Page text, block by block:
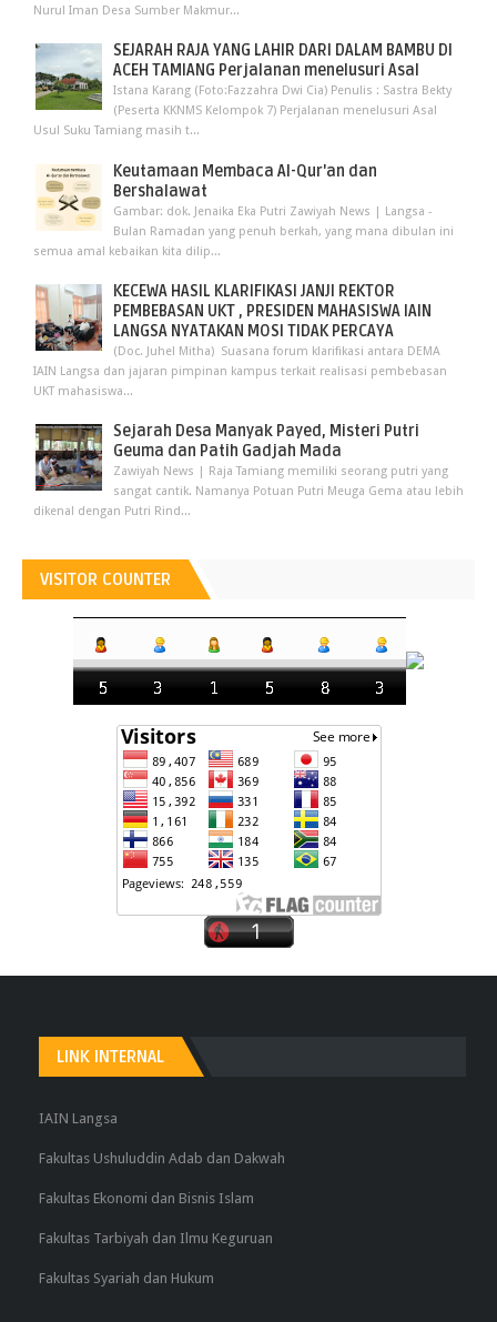
Nurul Iman Desa Sumber Makmur...
SEJARAH RAJA YANG LAHIR DARI DALAM BAMBU DI
ACEH TAMIANG Perjalanan menelusuri Asal
Istana Karang (Foto:Fazzahra Dwi Cia) Penulis : Sastra Bekty
(Peserta KKNMS Kelompok 7) Perjalanan menelusuri Asal
Usul Suku Tamiang masih t...
Keutamaan Membaca Al-Qur'an dan
Bershalawat
Gambar: dok. Jenaika Eka Putri Zawiyah News | Langsa -
Bulan Ramadan yang penuh berkah, yang mana dibulan ini
semua amal kebaikan kita dilip...
KECEWA HASIL KLARIFIKASI JANJI REKTOR
PEMBEBASAN UKT , PRESIDEN MAHASISWA IAIN
LANGSA NYATAKAN MOSI TIDAK PERCAYA
(Doc. Juhel Mitha) Suasana forum klarifikasi antara DEMA
IAIN Langsa dan jajaran pimpinan kampus terkait realisasi pembebasan
UKT mahasiswa...
Sejarah Desa Manyak Payed, Misteri Putri
Geuma dan Patih Gadjah Mada
Zawiyah News | Raja Tamiang memiliki seorang putri yang
sangat cantik. Namanya Potuan Putri Meuga Gema atau lebih
dikenal dengan Putri Rind...
VISITOR COUNTER
LINK INTERNAL
IAIN Langsa
Fakultas Ushuluddin Adab dan Dakwah
Fakultas Ekonomi dan Bisnis Islam
Fakultas Tarbiyah dan Ilmu Keguruan
Fakultas Syariah dan Hukum